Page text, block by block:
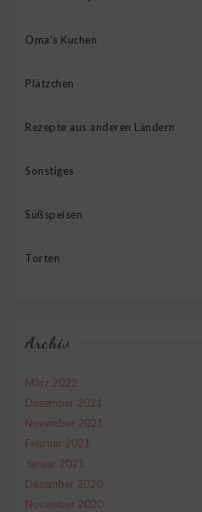
Oma's Kuchen
Plätzchen
Rezepte aus anderen Ländern
Sonstiges
Süßspeisen
Torten
Archiv
März 2022
Dezember 2021
November 2021
Februar 2021
Januar 2021
Dezember 2020
November 2020